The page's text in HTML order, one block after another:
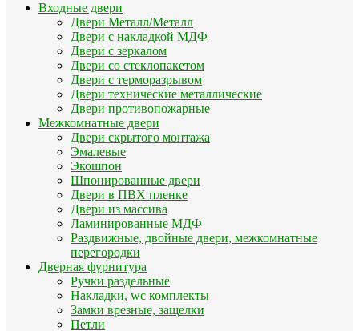
Входные двери
Двери Металл/Металл
Двери с накладкой МДФ
Двери с зеркалом
Двери со стеклопакетом
Двери с терморазрывом
Двери технические металлические
Двери противопожарные
Межкомнатные двери
Двери скрытого монтажа
Эмалевые
Экошпон
Шпонированные двери
Двери в ПВХ пленке
Двери из массива
Ламинированные МДФ
Раздвижные, двойные двери, межкомнатные
перегородки
Дверная фурнитура
Ручки раздельные
Накладки, wc комплекты
Замки врезные, защелки
Петли